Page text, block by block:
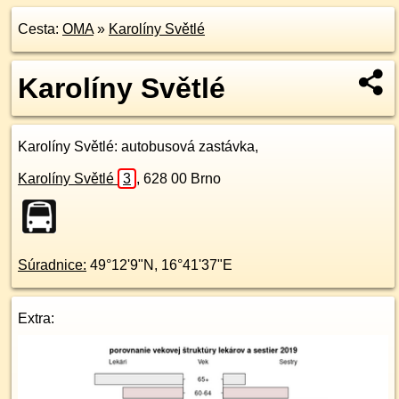
Cesta: OMA» Karolíny Světlé
Karolíny Světlé
Karolíny Světlé: autobusová zastávka,
Karolíny Světlé 3 , 628 00 Brno
Súradnice: 49°12'9"N , 16°41'37"E
Extra: